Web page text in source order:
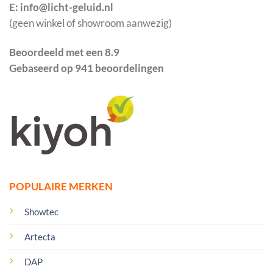
POPULAIRE MERKEN
Showtec
Artecta
DAP
E: info@licht-geluid.nl
(geen winkel of showroom aanwezig)
Beoordeeld met een 8.9
Gebaseerd op 941 beoordelingen